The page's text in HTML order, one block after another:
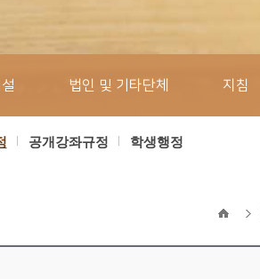
공개강좌규정 학생행정
법인 및 기타단체 지침